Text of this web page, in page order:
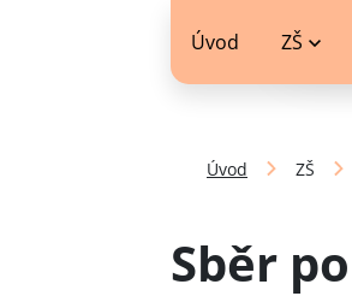
Úvod ZŠ
Úvod ZŠ
Sběr